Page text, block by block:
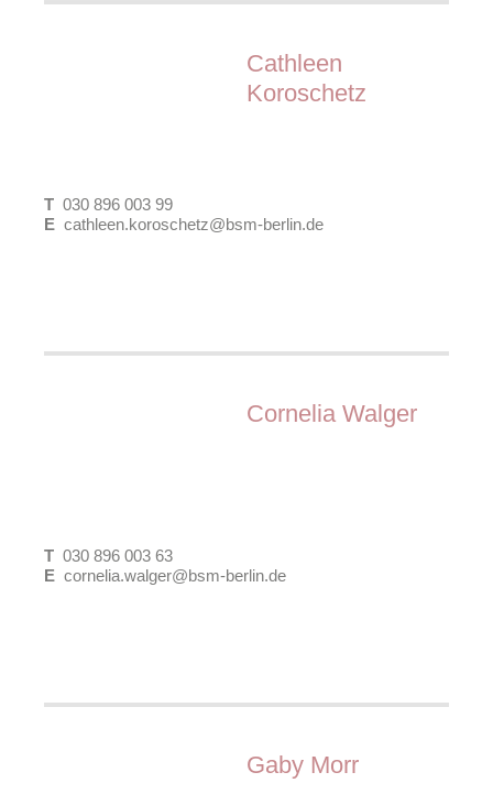
M.Eng. Stadtplanung, Dipl.-Ing.
Programmsteuerung
Wettbewerbsbetreuung
Cathleen
Koroschetz
T 030 896 003 99
E cathleen.koroschetz@bsm-berlin.de
Geschäftsführerin | Dipl.-Ing. Stadtplanerin, AK
Projektsteuerung und Controlling
Städtebau
Cornelia Walger
T 030 896 003 63
E cornelia.walger@bsm-berlin.de
Dipl.-Ing. für Bauwesen
Gaby Morr